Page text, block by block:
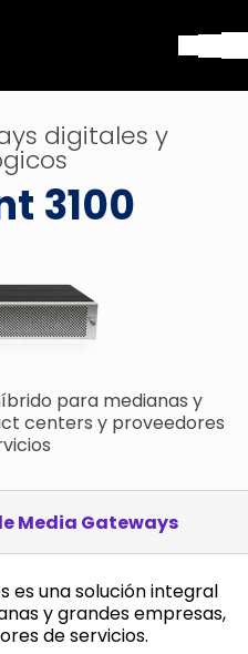
Stay in the loop
A NUESTRO BOLETÍN
digitales y
3100
para medianas y
centers y proveedores
Media Gateways
es una solución integral
y grandes empresas,
de servicios.